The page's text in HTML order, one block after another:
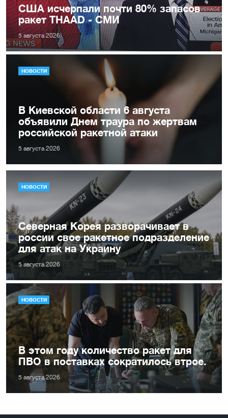
США исчерпали почти 80% запасов
ракет THAAD - СМИ
5 августа 2026
НОВОСТИ
В Киевской области 6 августа
объявили Днем траура по жертвам
российской ракетной атаки
5 августа 2026
НОВОСТИ
Северная Корея разворачивает в
россии свое ракетное подразделение
для атак на Украину
5 августа 2026
НОВОСТИ
В этом году количество ракет для
ПВО в поставках сократилось втрое.
5 августа 2026